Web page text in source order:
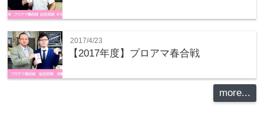
2017/4/23
【2017年度】プロアマ春合戦
more...